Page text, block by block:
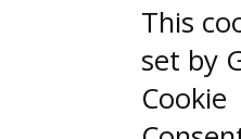
This
set by
Cookie